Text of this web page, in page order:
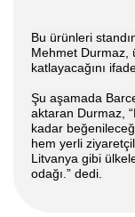
Bu ürünleri
Mehmet Durmaz,
katlayacağını
Şu aşamada
aktaran Durmaz,
kadar
hem yerli
Litvanya gibi
odağı.” dedi.